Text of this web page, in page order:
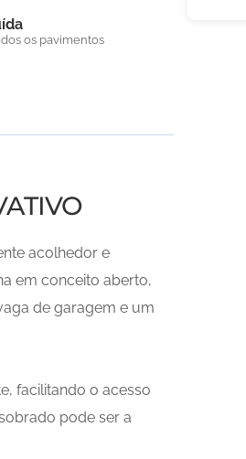
os pavimentos
acolhedor e
em conceito aberto,
de garagem e um
facilitando o acesso
pode ser a